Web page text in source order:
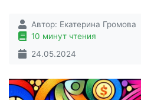
Автор: Екатерина Громова
10 минут чтения
24.05.2024